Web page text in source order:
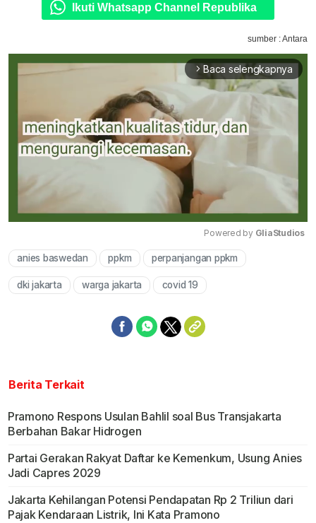
Ikuti Whatsapp Channel Republika
sumber : Antara
arrow_forward_ios Baca selengkapnya
Powered by GliaStudios
anies baswedan ppkm perpanjangan ppkm
dki jakarta warga jakarta covid 19
Berita Terkait
Pramono Respons Usulan Bahlil soal Bus Transjakarta
Berbahan Bakar Hidrogen
Partai Gerakan Rakyat Daftar ke Kemenkum, Usung Anies
Jadi Capres 2029
Jakarta Kehilangan Potensi Pendapatan Rp 2 Triliun dari
Pajak Kendaraan Listrik, Ini Kata Pramono